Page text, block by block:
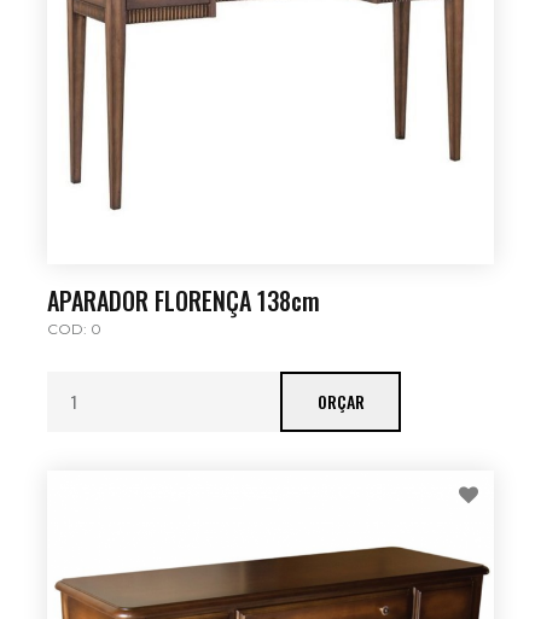
APARADOR FLORENÇA 138cm
COD: 0
ORÇAR